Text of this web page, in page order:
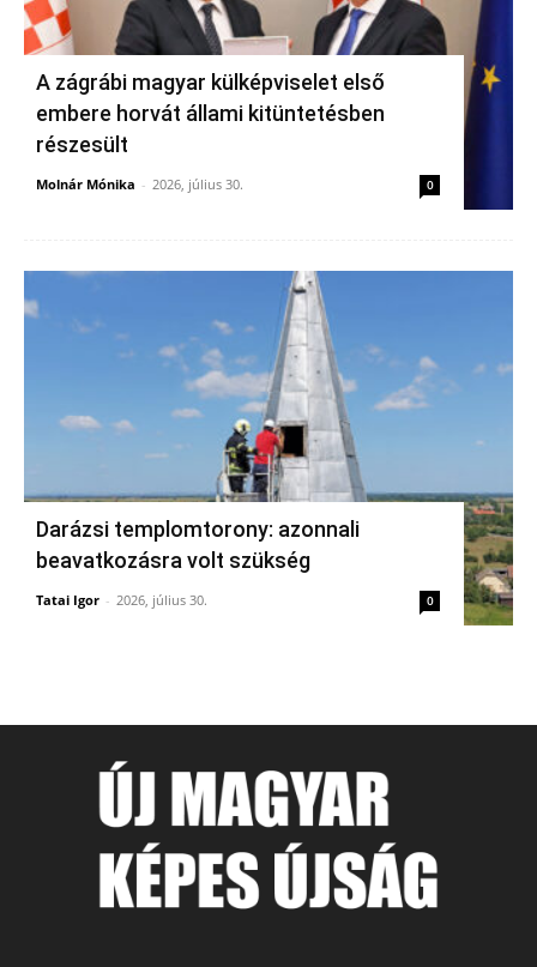
A zágrábi magyar külképviselet első
embere horvát állami kitüntetésben
részesült
Molnár Mónika - 2026, július 30. 0
Darázsi templomtorony: azonnali
beavatkozásra volt szükség
Tatai Igor - 2026, július 30. 0